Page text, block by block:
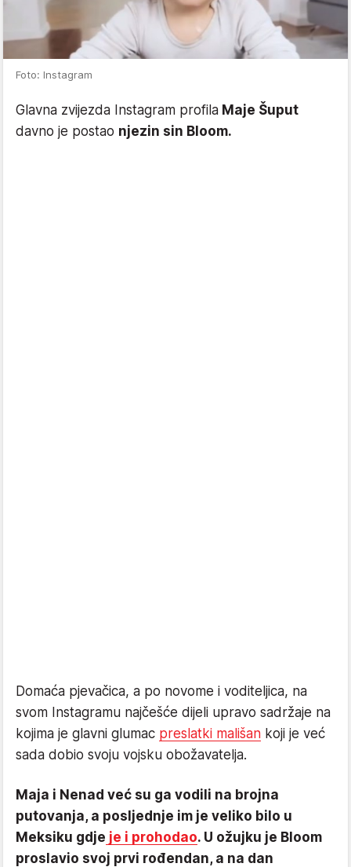
Foto: Instagram
Glavna zvijezda Instagram profila Maje Šuput
davno je postao njezin sin Bloom.
Domaća pjevačica, a po novome i voditeljica, na
svom Instagramu najčešće dijeli upravo sadržaje na
kojima je glavni glumac preslatki mališan koji je već
sada dobio svoju vojsku obožavatelja.
Maja i Nenad već su ga vodili na brojna
putovanja, a posljednje im je veliko bilo u
Meksiku gdje je i prohodao. U ožujku je Bloom
proslavio svoj prvi rođendan, a na dan